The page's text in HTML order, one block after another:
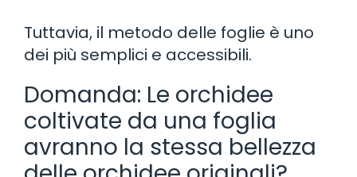
Tuttavia, il metodo delle foglie è uno
dei più semplici e accessibili.
Domanda: Le orchidee
coltivate da una foglia
avranno la stessa bellezza